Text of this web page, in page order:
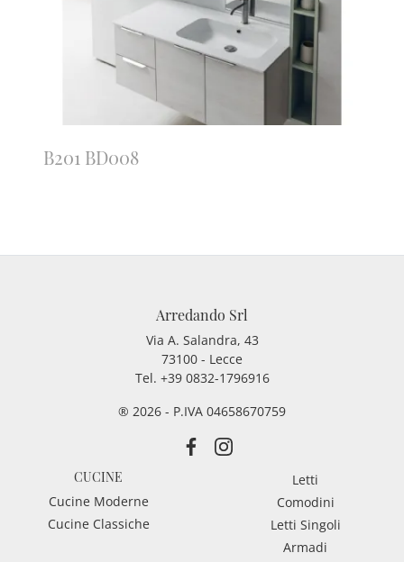
B201 BD008
Arredando Srl
Via A. Salandra, 43
73100 - Lecce
Tel. +39 0832-1796916
® 2026 - P.IVA 04658670759
CUCINE
Cucine Moderne
Cucine Classiche
Letti
Comodini
Letti Singoli
Armadi